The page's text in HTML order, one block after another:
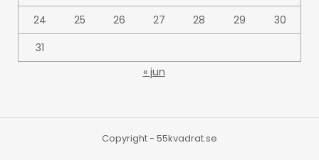
24
25 26 27 28 29
30
31
« jun